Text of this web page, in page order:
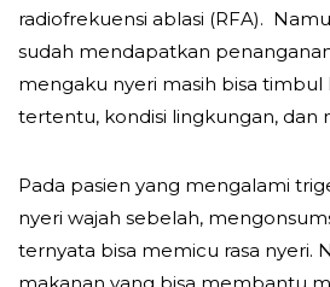
radiofrekuensi ablasi (RFA).
sudah mendapatkan
mengaku nyeri masih bisa timbul
tertentu, kondisi lingkungan, dan
Pada pasien yang mengalami
nyeri wajah sebelah,
ternyata bisa memicu rasa nyeri.